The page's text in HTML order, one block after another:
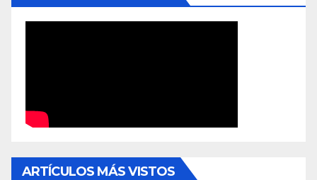
ARTÍCULOS MÁS VISTOS